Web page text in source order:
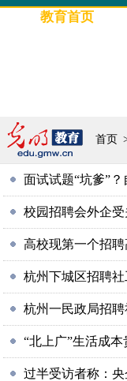
教育首页
首页
面试试题“坑爹”？
校园招聘会外企受
高校现第一个招
杭州下城区招聘
杭州一民政局招
“北上广”生活成
过半受访者称：